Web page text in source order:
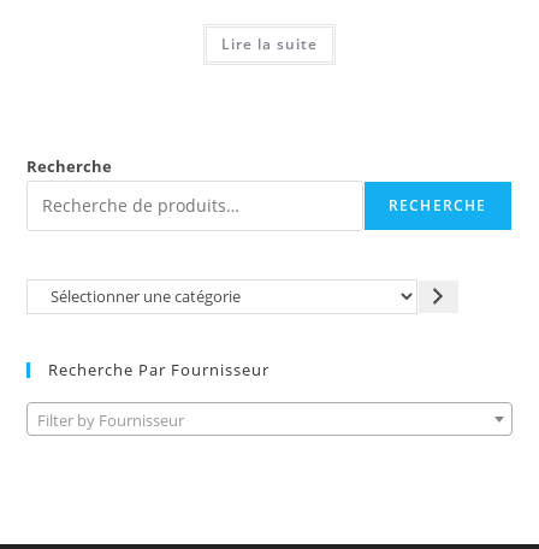
Lire la suite
Recherche
RECHERCHE
Recherche Par Fournisseur
Filter by Fournisseur